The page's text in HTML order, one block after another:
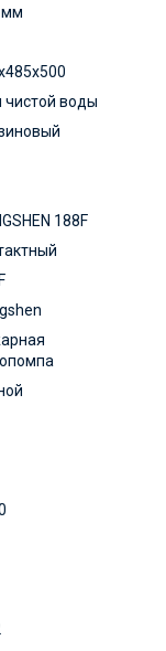
мм
чистой воды
188F